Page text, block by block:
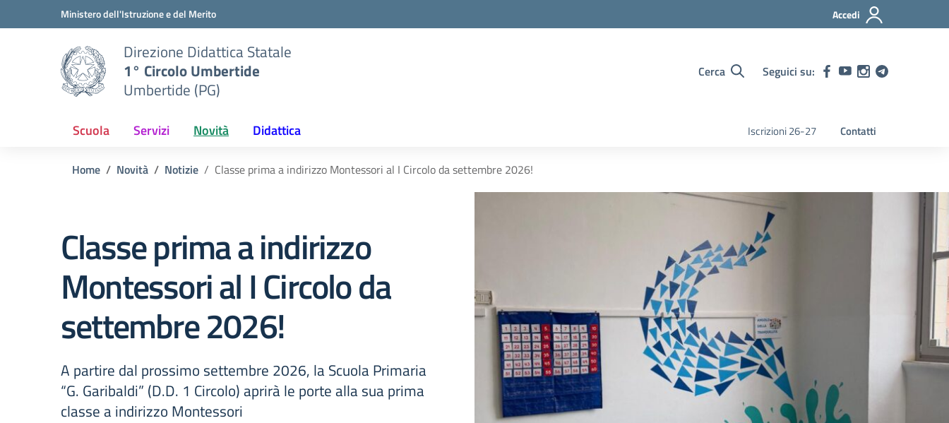
Vai ai contenuti
Vai al menu di navigazioneMinistero dell'Istruzione e del Merito Accedi
Direzione Didattica Statale
1° Circolo Umbertide
Umbertide (PG)
Cerca Seguici su:
Scuola Servizi Novità Didattica Iscrizioni 26-27 Contatti
Home Novità Notizie Classe prima a indirizzo Montessori al I Circolo da settembre 2026!
Classe prima a indirizzo
Montessori al I Circolo da
settembre 2026!
A partire dal prossimo settembre 2026, la Scuola Primaria
“G. Garibaldi” (D.D. 1 Circolo) aprirà le porte alla sua prima
classe a indirizzo Montessori